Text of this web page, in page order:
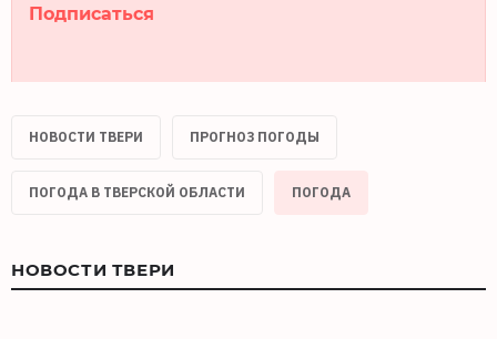
Подписаться
НОВОСТИ ТВЕРИ ПРОГНОЗ ПОГОДЫ
ПОГОДА В ТВЕРСКОЙ ОБЛАСТИ ПОГОДА
НОВОСТИ ТВЕРИ